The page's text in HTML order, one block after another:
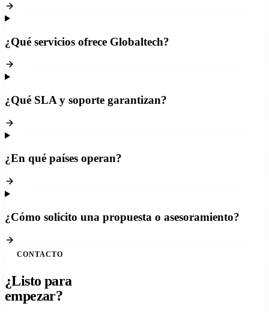
¿Qué servicios ofrece Globaltech?
¿Qué SLA y soporte garantizan?
¿En qué países operan?
¿Cómo solicito una propuesta o asesoramiento?
CONTACTO
¿Listo para
empezar?